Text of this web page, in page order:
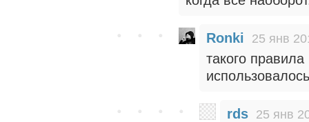
Ronki 25 янв
такого
rds 25 янв